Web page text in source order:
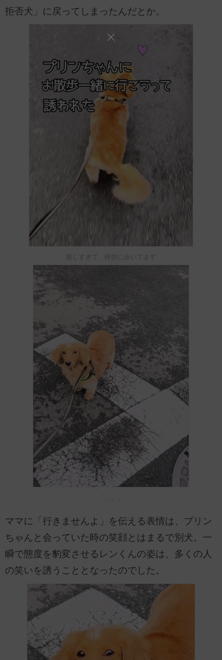
拒否犬」に戻ってしまったんだとか。
嬉しすぎて、軽快に歩いてます
ママに「行きませんよ」を伝える表情は、プリン
ちゃんと会っていた時の笑顔とはまるで別犬。一
瞬で態度を豹変させるレンくんの姿は、多くの人
の笑いを誘うこととなったのでした。